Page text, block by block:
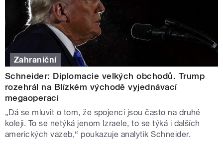
Zahraniční
Schneider: Diplomacie velkých obchodů. Trump
rozehrál na Blízkém východě vyjednávací
megaoperaci
„Dá se mluvit o tom, že spojenci jsou často na druhé
koleji. To se netýká jenom Izraele, to se týká i dalších
amerických vazeb,“ poukazuje analytik Schneider.